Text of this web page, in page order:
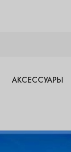
АКСЕССУАРЫ